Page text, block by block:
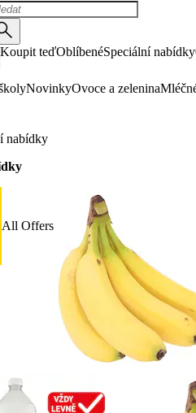
Koupit teďOblíbenéSpeciální nabídky
NovinkyOvoce a zelenina
nabídky
All Offers